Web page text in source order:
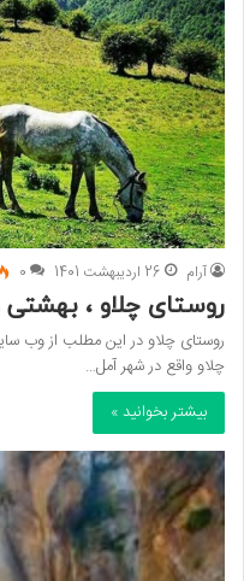
آرام 26 اردیبهشت 1401 0
روستای چلاو ، بهشتی
روستای چلاو در این مطلب از وب
چلاو واقع در شهر آمل…
بیشتر بخوانید »